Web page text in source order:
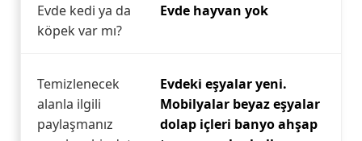
Evde kedi ya da
köpek var mı?
Evde hayvan yok
Temizlenecek
alanla ilgili
paylaşmanız
Evdeki eşyalar yeni.
Mobilyalar beyaz eşyalar
dolap içleri banyo ahşap